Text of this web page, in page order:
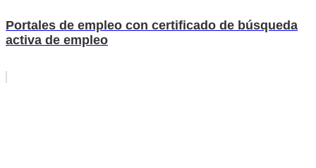
Portales de empleo con certificado de búsqueda
activa de empleo